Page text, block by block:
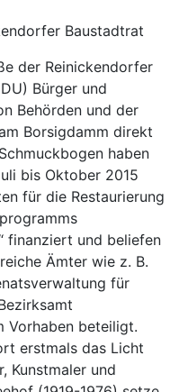
Baustadtrat
der Reinickendorfer
Bürger und
Behörden und der
Borsigdamm direkt
haben
bis Oktober 2015
für die Restaurierung
finanziert und beliefen
Ämter wie z. B.
für
Vorhaben beteiligt.
erstmals das Licht
Kunstmaler und